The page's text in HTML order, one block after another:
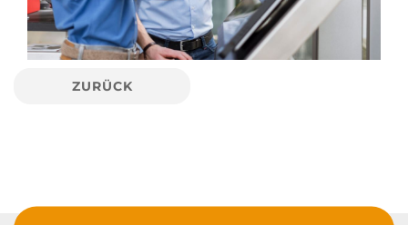
ZURÜCK